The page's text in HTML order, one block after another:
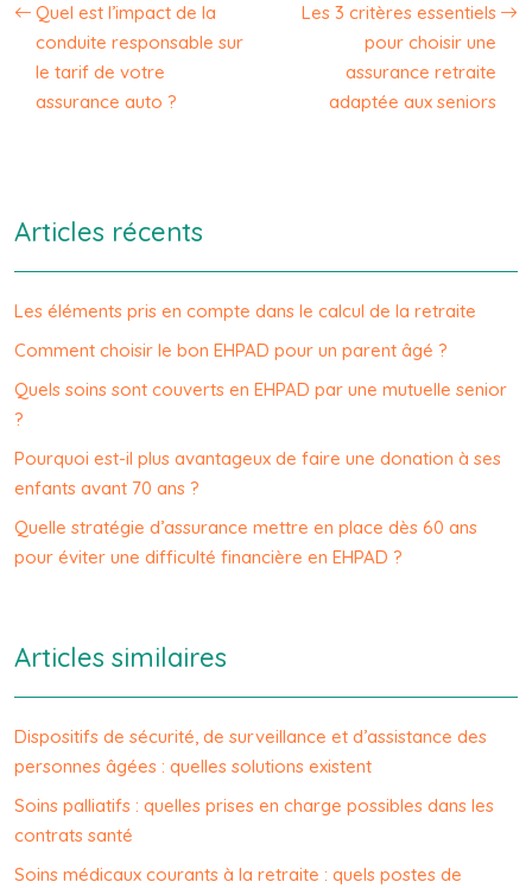
Quel est l’impact de la
conduite responsable sur
le tarif de votre
assurance auto ?
Les 3 critères essentiels
pour choisir une
assurance retraite
adaptée aux seniors
Articles récents
Les éléments pris en compte dans le calcul de la retraite
Comment choisir le bon EHPAD pour un parent âgé ?
Quels soins sont couverts en EHPAD par une mutuelle senior
?
Pourquoi est-il plus avantageux de faire une donation à ses
enfants avant 70 ans ?
Quelle stratégie d’assurance mettre en place dès 60 ans
pour éviter une difficulté financière en EHPAD ?
Articles similaires
Dispositifs de sécurité, de surveillance et d’assistance des
personnes âgées : quelles solutions existent
Soins palliatifs : quelles prises en charge possibles dans les
contrats santé
Soins médicaux courants à la retraite : quels postes de